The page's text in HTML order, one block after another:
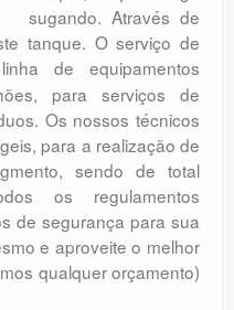
sugando. Através de
tanque. O serviço de
de equipamentos
para serviços de
Os nossos técnicos
para a realização de
sendo de total
os regulamentos
de segurança para sua
e aproveite o melhor
qualquer orçamento)